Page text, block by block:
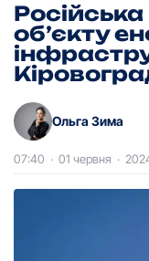
обʼєкту
Ольга Зима
07:40 · 01 червня ·